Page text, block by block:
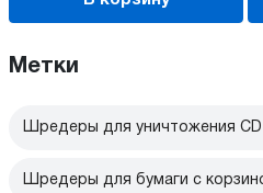
Метки
Шредеры для уничтожения CD
Шредеры для бумаги с